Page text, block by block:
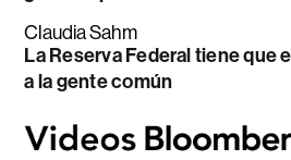
Claudia Sahm
La Reserva Federal tiene que
a la gente común